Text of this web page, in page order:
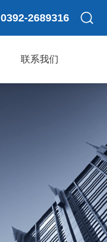
0392-2689316
联系我们